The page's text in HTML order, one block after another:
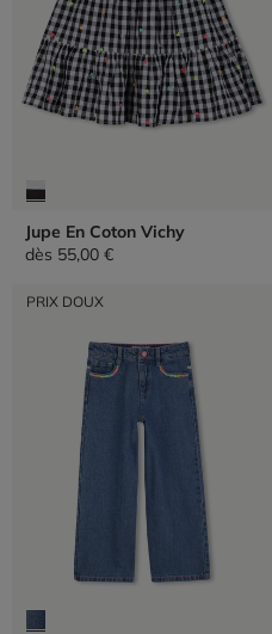
Jupe En Coton Vichy
dès 55,00 €
PRIX DOUX